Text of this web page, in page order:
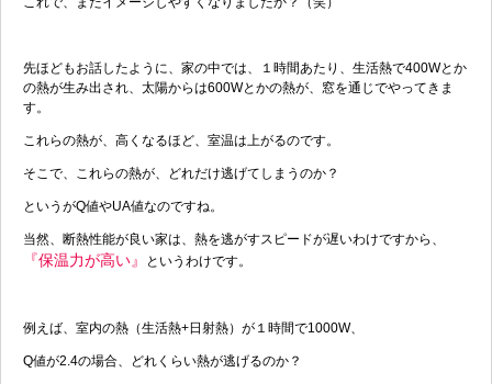
先ほどもお話したように、家の中では、１時間あたり、生活熱で400Wとか
の熱が生み出され、太陽からは600Wとかの熱が、窓を通じでやってきま
す。
これらの熱が、高くなるほど、室温は上がるのです。
そこで、これらの熱が、どれだけ逃げてしまうのか？
というがQ値やUA値なのですね。
当然、断熱性能が良い家は、熱を逃がすスピードが遅いわけですから、
『保温力が高い』 というわけです。
例えば、室内の熱（生活熱+日射熱）が１時間で1000W、
Q値が2.4の場合、どれくらい熱が逃げるのか？